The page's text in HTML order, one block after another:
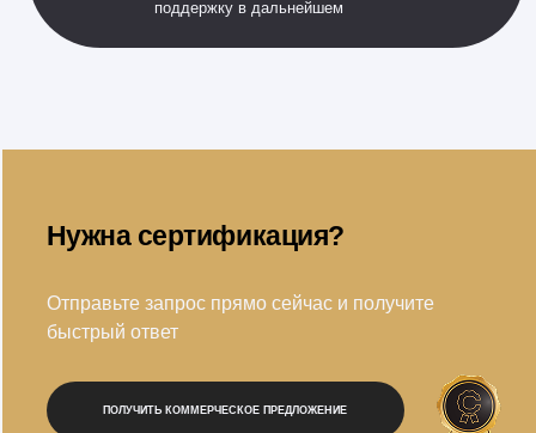
поддержку в дальнейшем
Нужна сертификация?
Отправьте запрос прямо сейчас и получите
быстрый ответ
ПОЛУЧИТЬ КОММЕРЧЕСКОЕ ПРЕДЛОЖЕНИЕ